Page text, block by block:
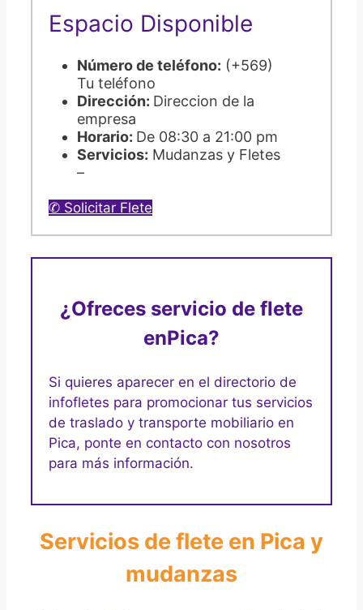
Espacio Disponible
Número de teléfono: (+569)
Tu teléfono
Dirección: Direccion de la
empresa
Horario: De 08:30 a 21:00 pm
Servicios: Mudanzas y Fletes
–
✆ Solicitar Flete
¿Ofreces servicio de flete
enPica?
Si quieres aparecer en el directorio de
infofletes para promocionar tus servicios
de traslado y transporte mobiliario en
Pica, ponte en contacto con nosotros
para más información.
Servicios de flete en Pica y
mudanzas